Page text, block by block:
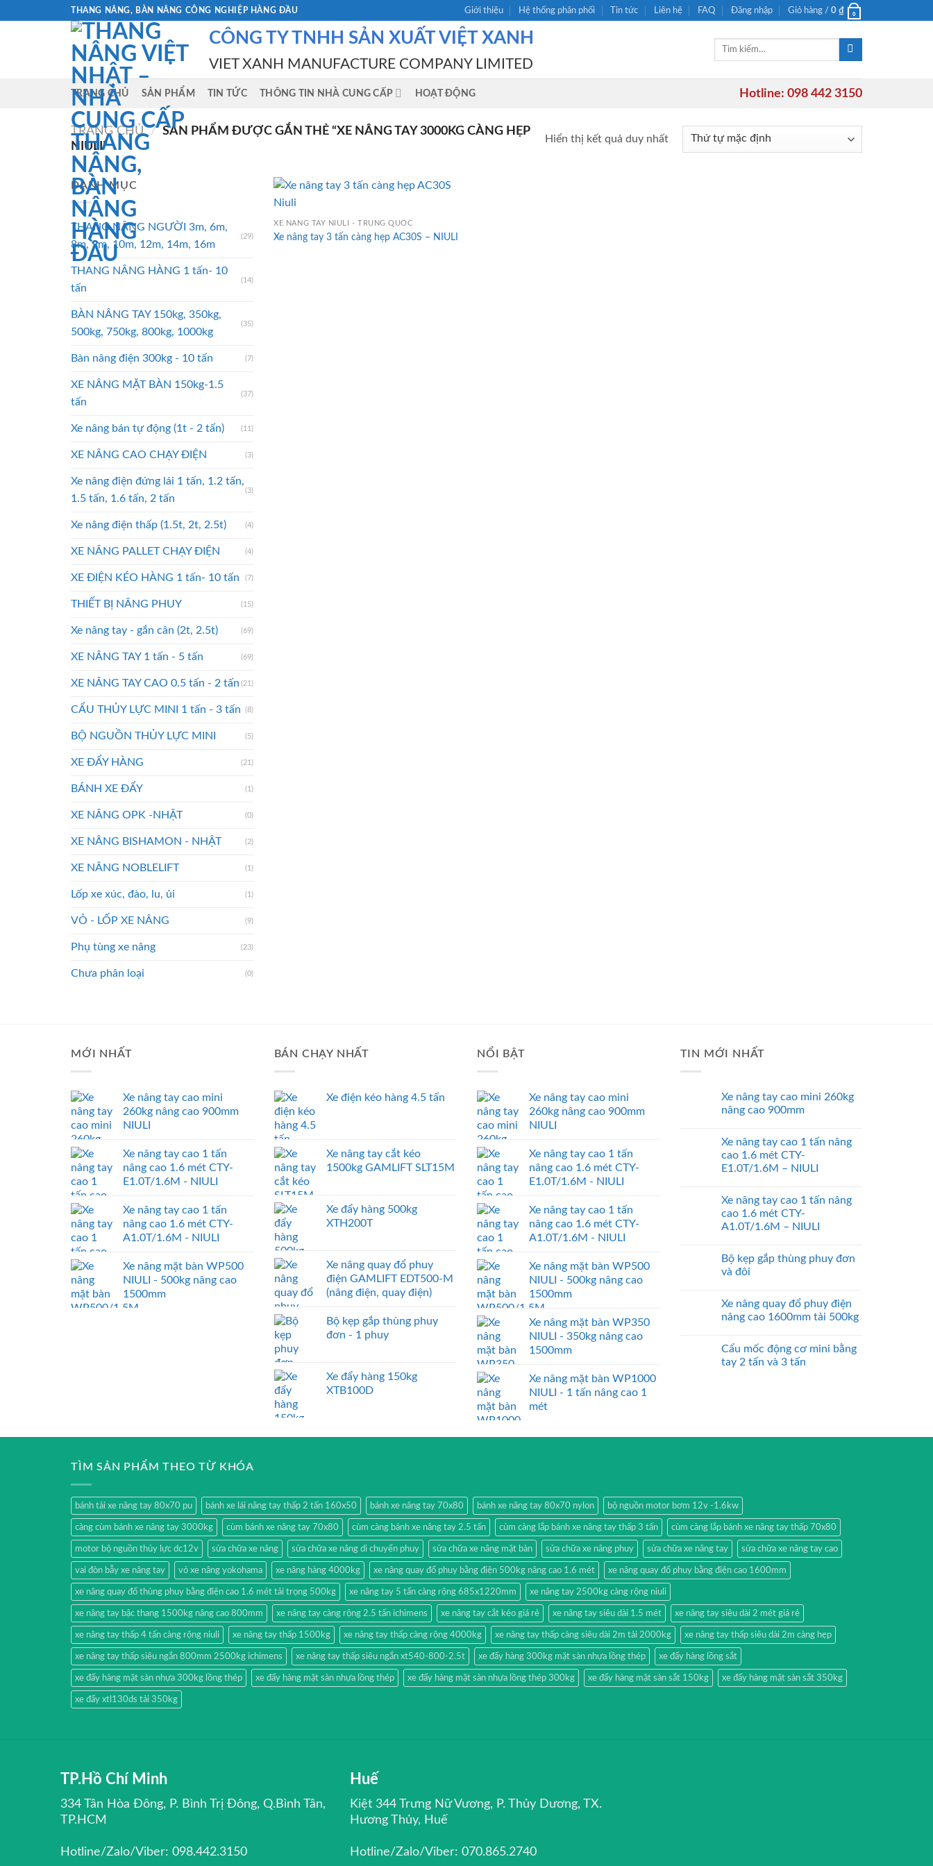
THANG NÂNG, BÀN NÂNG CÔNG NGHIỆP HÀNG ĐẦU Giới thiệu Hệ thống phân phối Tin tức Liên hệ FAQ Đăng nhập Giỏ hàng / 0 ₫ 0
CÔNG TY TNHH SẢN XUẤT VIỆT XANH
VIET XANH MANUFACTURE COMPANY LIMITED
Tìm
TRANG CHỦ SẢN PHẨM TIN TỨC THÔNG TIN NHÀ CUNG CẤP HOẠT ĐỘNG Hotline: 098 442 3150
TRANG CHỦ / SẢN PHẨM ĐƯỢC GẮN THẺ “XE NÂNG TAY 3000KG CÀNG HẸP
NIULI”
Hiển thị kết quả duy nhất
DANH MỤC
THANG NÂNG NGƯỜI 3m, 6m,
8m, 9m, 10m, 12m, 14m, 16m
(29)
THANG NÂNG HÀNG 1 tấn- 10
tấn
(14)
BÀN NÂNG TAY 150kg, 350kg,
500kg, 750kg, 800kg, 1000kg
(35)
Bàn nâng điện 300kg - 10 tấn (7)
XE NÂNG MẶT BÀN 150kg-1.5
tấn
(37)
Xe nâng bán tự động (1t - 2 tấn) (11)
XE NÂNG CAO CHẠY ĐIỆN (3)
Xe nâng điện đứng lái 1 tấn, 1.2 tấn,
1.5 tấn, 1.6 tấn, 2 tấn
(3)
Xe nâng điện thấp (1.5t, 2t, 2.5t) (4)
XE NÂNG PALLET CHẠY ĐIỆN (4)
XE ĐIỆN KÉO HÀNG 1 tấn- 10 tấn (7)
THIẾT BỊ NÂNG PHUY (15)
Xe nâng tay - gắn cân (2t, 2.5t) (69)
XE NÂNG TAY 1 tấn - 5 tấn (69)
XE NÂNG TAY CAO 0.5 tấn - 2 tấn (21)
CẨU THỦY LỰC MINI 1 tấn - 3 tấn (8)
BỘ NGUỒN THỦY LỰC MINI (5)
XE ĐẨY HÀNG (21)
BÁNH XE ĐẨY (1)
XE NÂNG OPK -NHẬT (0)
XE NÂNG BISHAMON - NHẬT (2)
XE NÂNG NOBLELIFT (1)
Lốp xe xúc, đào, lu, ủi (1)
VỎ - LỐP XE NÂNG (9)
Phụ tùng xe nâng (23)
Chưa phân loại (0)
XE NÂNG TAY NIULI - TRUNG QUỐC
Xe nâng tay 3 tấn càng hẹp AC30S – NIULI
MỚI NHẤT
Xe nâng tay cao mini
260kg nâng cao 900mm
NIULI
Xe nâng tay cao 1 tấn
nâng cao 1.6 mét CTY-
E1.0T/1.6M - NIULI
Xe nâng tay cao 1 tấn
nâng cao 1.6 mét CTY-
A1.0T/1.6M - NIULI
Xe nâng mặt bàn WP500
NIULI - 500kg nâng cao
1500mm
BÁN CHẠY NHẤT
Xe điện kéo hàng 4.5 tấn
Xe nâng tay cắt kéo
1500kg GAMLIFT SLT15M
Xe đẩy hàng 500kg
XTH200T
Xe nâng quay đổ phuy
điện GAMLIFT EDT500-M
(nâng điện, quay điện)
Bộ kẹp gắp thùng phuy
đơn - 1 phuy
Xe đẩy hàng 150kg
XTB100D
NỔI BẬT
Xe nâng tay cao mini
260kg nâng cao 900mm
NIULI
Xe nâng tay cao 1 tấn
nâng cao 1.6 mét CTY-
E1.0T/1.6M - NIULI
Xe nâng tay cao 1 tấn
nâng cao 1.6 mét CTY-
A1.0T/1.6M - NIULI
Xe nâng mặt bàn WP500
NIULI - 500kg nâng cao
1500mm
Xe nâng mặt bàn WP350
NIULI - 350kg nâng cao
1500mm
Xe nâng mặt bàn WP1000
NIULI - 1 tấn nâng cao 1
mét
TIN MỚI NHẤT
Xe nâng tay cao mini 260kg
nâng cao 900mm
Xe nâng tay cao 1 tấn nâng
cao 1.6 mét CTY-
E1.0T/1.6M – NIULI
Xe nâng tay cao 1 tấn nâng
cao 1.6 mét CTY-
A1.0T/1.6M – NIULI
Bộ kẹp gắp thùng phuy đơn
và đôi
Xe nâng quay đổ phuy điện
nâng cao 1600mm tải 500kg
Cẩu mốc động cơ mini bằng
tay 2 tấn và 3 tấn
TÌM SẢN PHẨM THEO TỪ KHÓA
bánh tải xe nâng tay 80x70 pu bánh xe lái nâng tay thấp 2 tấn 160x50 bánh xe nâng tay 70x80 bánh xe nâng tay 80x70 nylon bộ nguồn motor bơm 12v -1.6kw
càng cùm bánh xe nâng tay 3000kg cùm bánh xe nâng tay 70x80 cùm càng bánh xe nâng tay 2.5 tấn cùm càng lắp bánh xe nâng tay thấp 3 tấn cùm càng lắp bánh xe nâng tay thấp 70x80
motor bộ nguồn thủy lực dc12v sửa chữa xe nâng sửa chữa xe nâng di chuyển phuy sửa chữa xe nâng mặt bàn sửa chữa xe nâng phuy sửa chữa xe nâng tay sửa chữa xe nâng tay cao
vai đòn bẫy xe nâng tay vỏ xe nâng yokohama xe nâng hàng 4000kg xe nâng quay đổ phuy bằng điện 500kg nâng cao 1.6 mét xe nâng quay đổ phuy bằng điện cao 1600mm
xe nâng quay đổ thùng phuy bằng điện cao 1.6 mét tải trọng 500kg xe nâng tay 5 tấn càng rộng 685x1220mm xe nâng tay 2500kg càng rộng niuli
xe nâng tay bậc thang 1500kg nâng cao 800mm xe nâng tay càng rộng 2.5 tấn ichimens xe nâng tay cắt kéo giá rẻ xe nâng tay siêu dài 1.5 mét xe nâng tay siêu dài 2 mét giá rẻ
xe nâng tay thấp 4 tấn càng rộng niuli xe nâng tay thấp 1500kg xe nâng tay thấp càng rộng 4000kg xe nâng tay thấp càng siêu dài 2m tải 2000kg xe nâng tay thấp siêu dài 2m càng hẹp
xe nâng tay thấp siêu ngắn 800mm 2500kg ichimens xe nâng tay thấp siêu ngắn xt540-800-2.5t xe đẩy hàng 300kg mặt sàn nhựa lồng thép xe đẩy hàng lồng sắt
xe đẩy hàng mặt sàn nhựa 300kg lồng thép xe đẩy hàng mặt sàn nhựa lồng thép xe đẩy hàng mặt sàn nhựa lồng thép 300kg xe đẩy hàng mặt sàn sắt 150kg xe đẩy hàng mặt sàn sắt 350kg
xe đẩy xtl130ds tải 350kg
TP.Hồ Chí Minh
334 Tân Hòa Đông, P. Bình Trị Đông, Q.Bình Tân,
TP.HCM
Hotline/Zalo/Viber: 098.442.3150
Huế
Kiệt 344 Trưng Nữ Vương, P. Thủy Dương, TX.
Hương Thủy, Huế
Hotline/Zalo/Viber: 070.865.2740